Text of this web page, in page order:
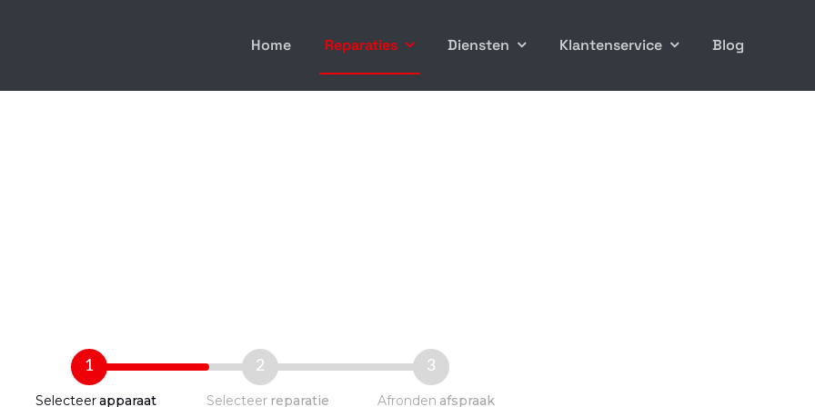
Home Reparaties Diensten Klantenservice Blog
1
Selecteerapparaat
2
Selecteer reparatie
3
Afronden afspraak